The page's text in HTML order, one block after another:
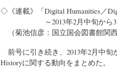
◇《連載》「Digital Humanities／
～2013年2月中旬から3月
（菊池信彦：国立国会図書館関西
前号に引き続き、2013年2月中旬
Historyに関する動向をまとめた。